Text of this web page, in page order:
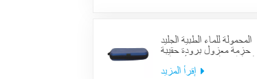
المحمولة للماء الطبية الجليد
حزمة معزول برودة حقيبة
حالة الطبية السكري الأنسولين
برودة حقيبة لوازم السفر
إقرأ المزيد